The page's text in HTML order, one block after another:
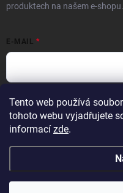
Tento web používá
tohoto webu vyjadřujete
informací zde.
produktech na našem e-shopu.
E-MAIL
Vložením e-mailu souhlasíte s